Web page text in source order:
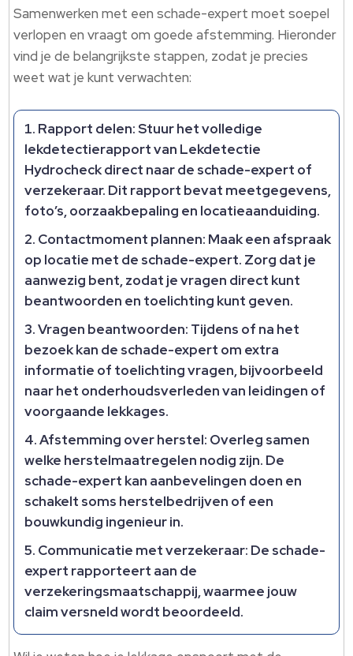
Samenwerken met een schade-expert moet soepel
verlopen en vraagt om goede afstemming. Hieronder
vind je de belangrijkste stappen, zodat je precies
weet wat je kunt verwachten:
Rapport delen: Stuur het volledige
lekdetectierapport van Lekdetectie
Hydrocheck direct naar de schade-expert of
verzekeraar. Dit rapport bevat meetgegevens,
foto’s, oorzaakbepaling en locatieaanduiding.
Contactmoment plannen: Maak een afspraak
op locatie met de schade-expert. Zorg dat je
aanwezig bent, zodat je vragen direct kunt
beantwoorden en toelichting kunt geven.
Vragen beantwoorden: Tijdens of na het
bezoek kan de schade-expert om extra
informatie of toelichting vragen, bijvoorbeeld
naar het onderhoudsverleden van leidingen of
voorgaande lekkages.
Afstemming over herstel: Overleg samen
welke herstelmaatregelen nodig zijn. De
schade-expert kan aanbevelingen doen en
schakelt soms herstelbedrijven of een
bouwkundig ingenieur in.
Communicatie met verzekeraar: De schade-
expert rapporteert aan de
verzekeringsmaatschappij, waarmee jouw
claim versneld wordt beoordeeld.